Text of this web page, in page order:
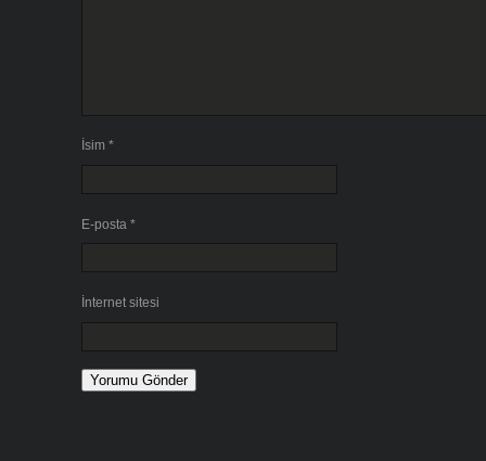
İsim *
E-posta *
İnternet sitesi